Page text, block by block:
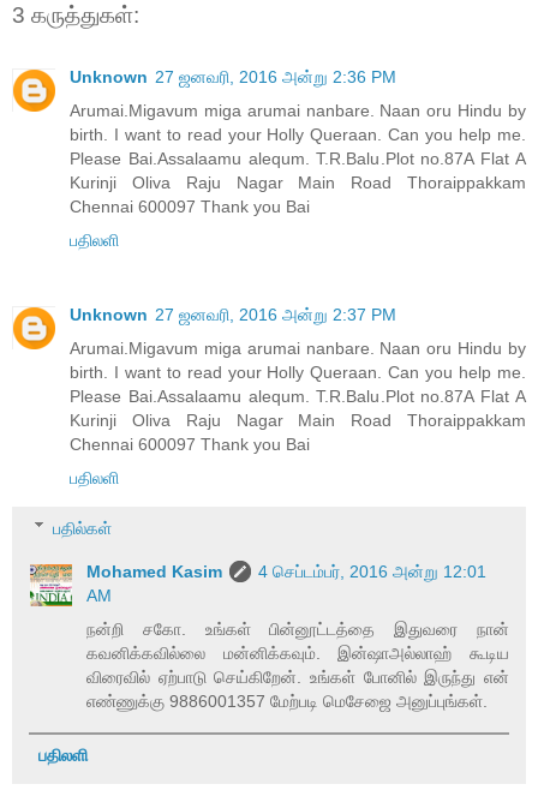
3 கருத்துகள்:
Unknown 27 ஜனவரி, 2016 அன்று 2:36 PM
Arumai.Migavum miga arumai nanbare. Naan oru Hindu by
birth. I want to read your Holly Queraan. Can you help me.
Please Bai.Assalaamu alequm. T.R.Balu.Plot no.87A Flat A
Kurinji Oliva Raju Nagar Main Road Thoraippakkam
Chennai 600097 Thank you Bai
பதிலளி
Unknown 27 ஜனவரி, 2016 அன்று 2:37 PM
Arumai.Migavum miga arumai nanbare. Naan oru Hindu by
birth. I want to read your Holly Queraan. Can you help me.
Please Bai.Assalaamu alequm. T.R.Balu.Plot no.87A Flat A
Kurinji Oliva Raju Nagar Main Road Thoraippakkam
Chennai 600097 Thank you Bai
பதிலளி
பதில்கள்
Mohamed Kasim
4 செப்டம்பர், 2016 அன்று 12:01
AM
நன்றி சகோ. உங்கள் பின்னூட்டத்தை இதுவரை நான்
கவனிக்கவில்லை மன்னிக்கவும். இன்ஷாஅல்லாஹ் கூடிய
விரைவில் ஏற்பாடு செய்கிறேன். உங்கள் போனில் இருந்து என்
எண்ணுக்கு 9886001357 மேற்படி மெசேஜை அனுப்புங்கள்.
பதிலளி